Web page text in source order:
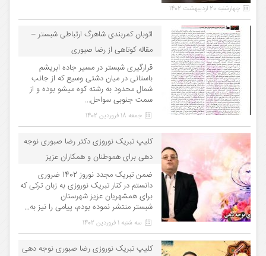
چهارشنبه 20 اردیبهشت 1402
اتوبان کمربندی شاهرگ ارتباطی شبستر –
مقاله کوتاهی از رضا صبوری
قرارگیری شبستر در مسیر جاده ابریشم
باستانی در میان دشتی وسیع که از جانب
شمال محدود به رشته کوه میشو بوده و از
سمت جنوبی سواحل...
جمعه 18 فروردین 1402
کلیپ تبریک نوروزی دکتر رضا صبوری نوجه
دهی برای هموطنان و همکاران عزیز
ضمن تبریک مجدد نوروز 1402 ضروری
دانستم در کنار تبریک نوروزی به زبان ترکی که
برای همشهریان عزیز شهرستان
شبستر منتشر نموده بودم، پیامی را نیز به...
سه شنبه 1 فروردین 1402
کلیپ تبریک نوروزی رضا صبوری نوجه دهی